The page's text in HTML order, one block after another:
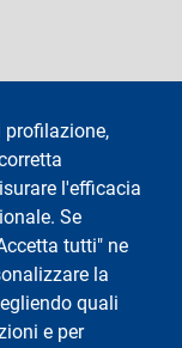
l'efficacia
Se
tutti" ne
la
quali
e per